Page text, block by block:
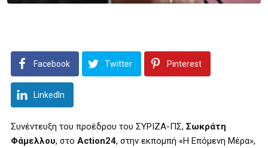
Facebook Twitter Pinterest
LinkedIn
Συνέντευξη του προέδρου του ΣΥΡΙΖΑ-ΠΣ, Σωκράτη
Φάμελλου, στο Action24, στην εκπομπή «Η Επόμενη Μέρα»,